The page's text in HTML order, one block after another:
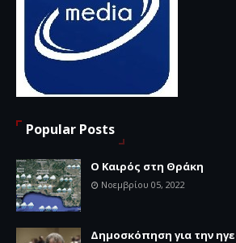
Popular Posts
Ο Καιρός στη Θράκη
Νοεμβρίου 05, 2022
Δημοσκόπηση για την